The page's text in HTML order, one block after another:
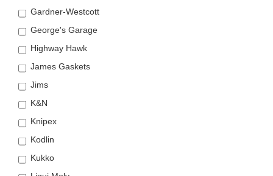
Gardner-Westcott
George's Garage
Highway Hawk
James Gaskets
Jims
K&N
Knipex
Kodlin
Kukko